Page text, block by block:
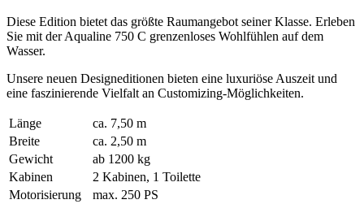
Diese Edition bietet das größte Raumangebot seiner Klasse. Erleben
Sie mit der Aqualine 750 C grenzenloses Wohlfühlen auf dem
Wasser.
Unsere neuen Designeditionen bieten eine luxuriöse Auszeit und
eine faszinierende Vielfalt an Customizing-Möglichkeiten.
Länge
ca. 7,50 m
Breite
ca. 2,50 m
Gewicht
ab 1200 kg
Kabinen
2 Kabinen, 1 Toilette
Motorisierung
max. 250 PS